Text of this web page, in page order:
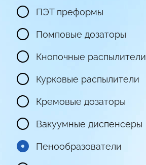
ПЭТ преформы
Помповые дозаторы
Кнопочные распылители
Курковые распылители
Кремовые дозаторы
Вакуумные диспенсеры
Пенообразователи